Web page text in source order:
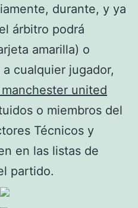
durante, y ya
árbitro podrá
amarilla) o
cualquier jugador,
united
o miembros del
Técnicos y
en las listas de
partido.